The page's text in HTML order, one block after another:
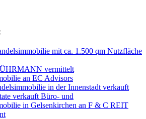
mit ca. 1.500 qm Nutzfläche
vermittelt
an EC Advisors
in der Innenstadt verkauft
verkauft Büro- und
in Gelsenkirchen an F & C REIT